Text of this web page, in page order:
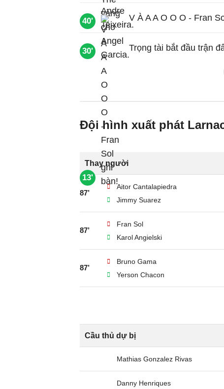
40'
30'
13'
V À A A O O O - Fran
Trọng tài bắt đầu trận
Đội hình xuất phát
Thay người
87’
Aitor Cantalapiedra
Jimmy Suarez
87’
Fran Sol
Karol Angielski
87’
Bruno Gama
Yerson Chacon
Cầu thủ dự bị
Mathias Gonzalez Rivas
Danny Henriques